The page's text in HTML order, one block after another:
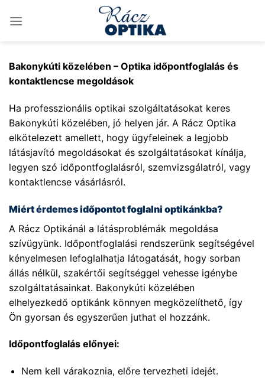
Bakonykúti közelében – Optika időpontfoglalás és
kontaktlencse megoldások
Ha professzionális optikai szolgáltatásokat keres
Bakonykúti közelében, jó helyen jár. A Rácz Optika
elkötelezett amellett, hogy ügyfeleinek a legjobb
látásjavító megoldásokat és szolgáltatásokat kínálja,
legyen szó időpontfoglalásról, szemvizsgálatról, vagy
kontaktlencse vásárlásról.
Miért érdemes időpontot foglalni optikánkba?
A Rácz Optikánál a látásproblémák megoldása
szívügyünk. Időpontfoglalási rendszerünk segítségével
kényelmesen lefoglalhatja látogatását, hogy sorban
állás nélkül, szakértői segítséggel vehesse igénybe
szolgáltatásainkat. Bakonykúti közelében
elhelyezkedő optikánk könnyen megközelíthető, így
Ön gyorsan és egyszerűen juthat el hozzánk.
Időpontfoglalás előnyei:
Nem kell várakoznia, előre tervezheti idejét.